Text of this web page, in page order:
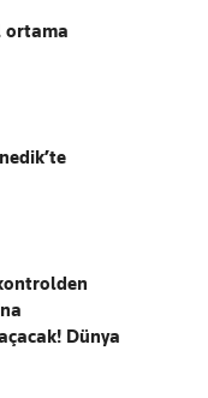
ortama
Dünya